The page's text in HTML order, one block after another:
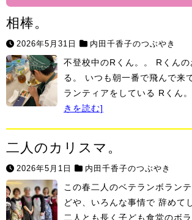
相棒。
2026年5月31日 内田千香子のつぶやき
不登校中のRくん。。 Rくん
る。 いつも朝一番で飛んで来
ランティアをしている Rくん
きを読む]
二人のカリスマ。
2026年5月1日 内田千香子のつぶやき
この春二人のベテランボラン
どや、いろんな事情で 辞めて
二人とも長く子ども食堂のボ